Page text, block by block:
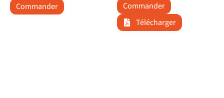
Commander
Commander
Télécharger